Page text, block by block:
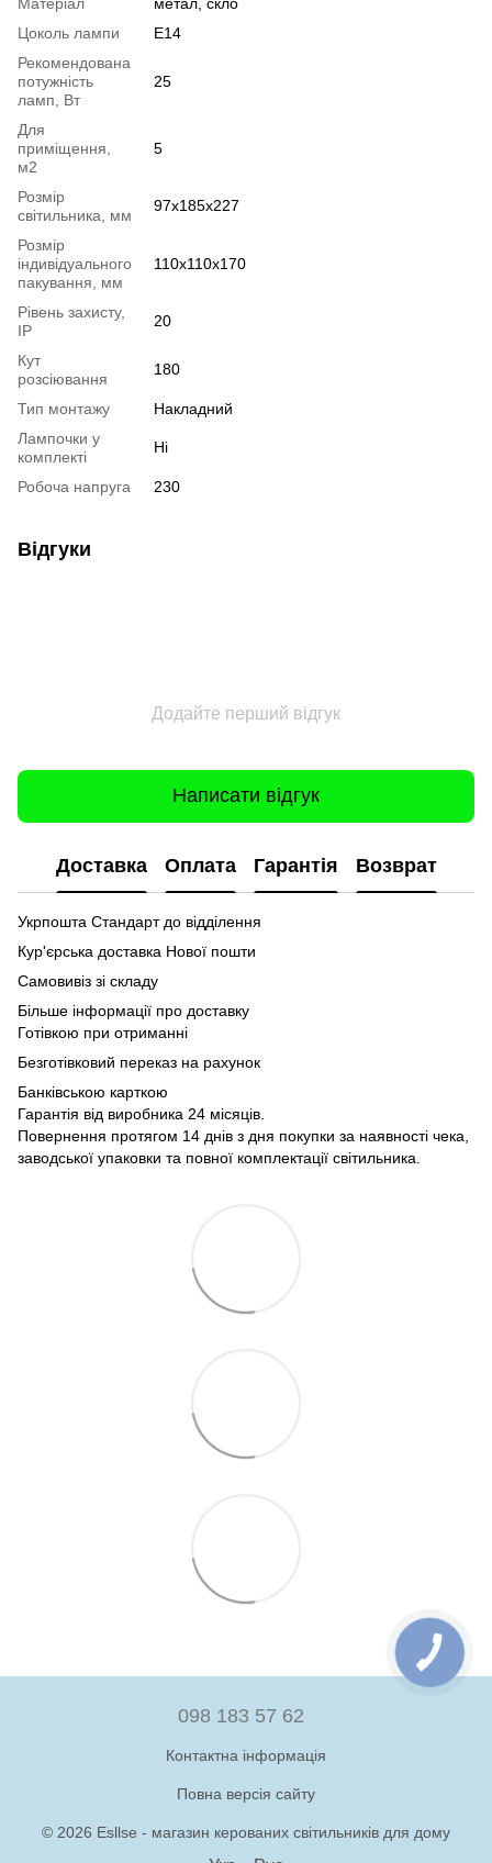
Цоколь лампи
E14
Рекомендована
потужність
ламп, Вт
25
Для
приміщення,
м2
5
Розмір
світильника, мм
97x185x227
Розмір
індивідуального
пакування, мм
110x110x170
Рівень захисту,
IP
20
Кут
розсіювання
180
Тип монтажу
Накладний
Лампочки у
комплекті
Ні
Робоча напруга 230
Відгуки
Додайте перший відгук
Написати відгук
Доставка Оплата Гарантія Возврат
Укрпошта Стандарт до відділення
Кур'єрська доставка Нової пошти
Самовивіз зі складу
Більше інформації про доставку
Готівкою при отриманні
Безготівковий переказ на рахунок
Банківською карткою
Гарантія від виробника 24 місяців.
Повернення протягом 14 днів з дня покупки за наявності чека,
заводської упаковки та повної комплектації світильника.
098 183 57 62
Контактна інформація
Повна версія сайту
© 2026 Esllse - магазин керованих світильників для дому